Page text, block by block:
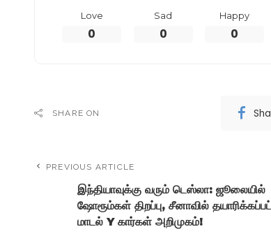
Love
0
Sad
0
Happy
0
SHARE ON
PREVIOUS ARTICLE
இந்தியாவுக்கு வரும் டெஸ்லா: ஜூலையில்
ஷோரூம்கள் திறப்பு, சீனாவில்
மாடல் Y கார்கள் அறிமுகம்!